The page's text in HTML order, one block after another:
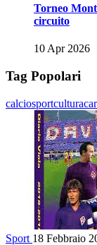
Torneo
circuito
10 Apr 2026
Tag Popolari
calciosportcultura
Sport 18 Febbraio